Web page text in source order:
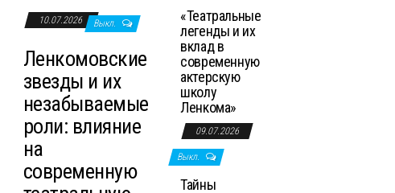
10.07.2026 Выкл.
Ленкомовские
звезды и их
незабываемые
роли: влияние
на
современную
«Театральные
легенды и их
вклад в
современную
актерскую
школу
Ленкома»
09.07.2026
Выкл.
Тайны